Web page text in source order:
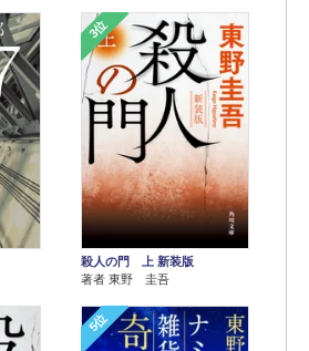
3位
殺人の門 上 新装版
著者 東野 圭吾
5位